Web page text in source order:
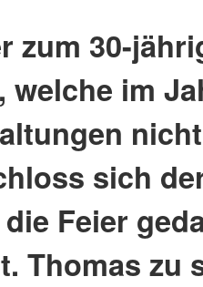
zum 30-
welche im
sich
Feier
Thomas zu